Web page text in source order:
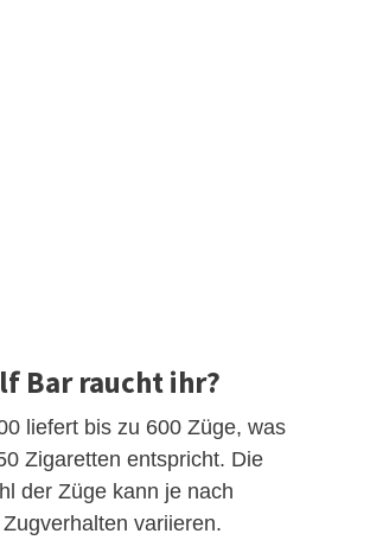
Bar raucht ihr?
liefert bis zu 600 Züge, was
Zigaretten entspricht. Die
der Züge kann je nach
variieren.